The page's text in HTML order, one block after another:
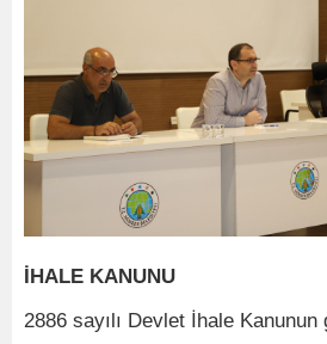
İHALE KANUNU
2886 sayılı Devlet İhale